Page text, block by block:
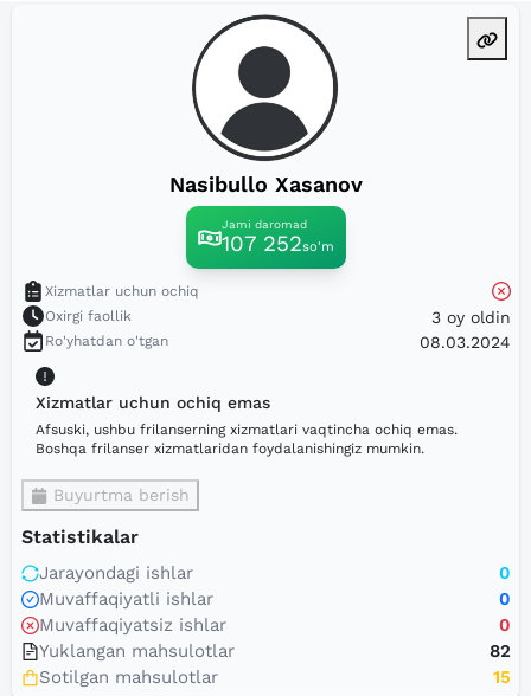
Nasibullo Xasanov
Jami daromad
107 252so'm
Xizmatlar uchun ochiq
Oxirgi faollik
3 oy oldin
Ro'yhatdan o'tgan 08.03.2024
Xizmatlar uchun ochiq emas
Afsuski, ushbu frilanserning xizmatlari vaqtincha ochiq emas.
Boshqa frilanser xizmatlaridan foydalanishingiz mumkin.
Buyurtma berish
Statistikalar
Jarayondagi ishlar
0
Muvaffaqiyatli ishlar
0
Muvaffaqiyatsiz ishlar
0
Yuklangan mahsulotlar
82
Sotilgan mahsulotlar
15